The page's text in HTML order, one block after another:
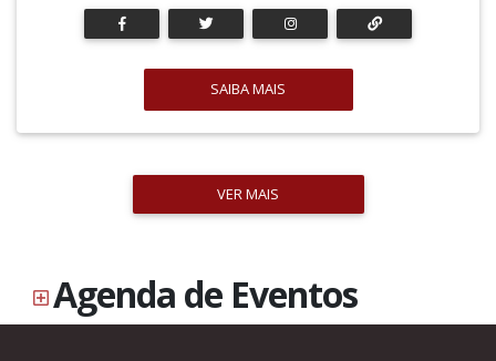
SAIBA MAIS
VER MAIS
Agenda de Eventos